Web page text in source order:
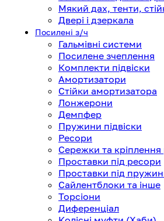
Мякий дах, тенти,
Двері і дзеркала
Посилені з/ч
Гальмівні системи
Посилене зчеплення
Комплекти підвіски
Амортизатори
Стійки амортизатора
Лонжерони
Демпфер
Пружини підвіски
Ресори
Сережки та
Проставки під ресори
Проставки під
Сайлентблоки та інше
Торсіони
Диференціал